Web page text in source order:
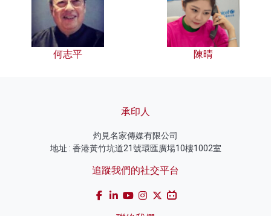
何志平 陳晴
承印人
灼見名家傳媒有限公司
地址 : 香港黃竹坑道21號環匯廣場10樓1002室
追蹤我們的社交平台